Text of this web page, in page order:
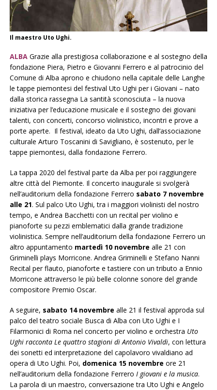
Il maestro Uto Ughi.
ALBA Grazie alla prestigiosa collaborazione e al sostegno della
fondazione Piera, Pietro e Giovanni Ferrero e al patrocinio del
Comune di Alba aprono e chiudono nella capitale delle Langhe
le tappe piemontesi del festival Uto Ughi per i Giovani – nato
dalla storica rassegna La santità sconosciuta – la nuova
iniziativa per l’educazione musicale e il sostegno dei giovani
talenti, con concerti, concorso violinistico, incontri e prove a
porte aperte. Il festival, ideato da Uto Ughi, dall’associazione
culturale Arturo Toscanini di Savigliano, è sostenuto, per le
tappe piemontesi, dalla fondazione Ferrero.
La tappa 2020 del festival parte da Alba per poi raggiungere
altre città del Piemonte. Il concerto inaugurale si svolgerà
nell’auditorium della fondazione Ferrero sabato 7 novembre
alle 21. Sul palco Uto Ughi, tra i maggiori violinisti del nostro
tempo, e Andrea Bacchetti con un recital per violino e
pianoforte su pezzi emblematici dalla grande tradizione
violinistica. Sempre nell’auditorium della fondazione Ferrero un
altro appuntamento martedì 10 novembre alle 21 con
Griminelli plays Morricone. Andrea Griminelli e Stefano Nanni
Recital per flauto, pianoforte e tastiere con un tributo a Ennio
Morricone attraverso le più belle colonne sonore del grande
compositore Premio Oscar.
A seguire, sabato 14 novembre alle 21 il festival approda sul
palco del teatro sociale Busca di Alba con Uto Ughi e I
Filarmonici di Roma nel concerto per violino e orchestra Uto
Ughi racconta Le quattro stagioni di Antonio Vivaldi, con lettura
dei sonetti ed interpretazione del capolavoro vivaldiano ad
opera di Uto Ughi. Poi, domenica 15 novembre ore 21
nell’auditorium della fondazione Ferrero I giovani e la musica.
La parola di un maestro, conversazione tra Uto Ughi e Angelo